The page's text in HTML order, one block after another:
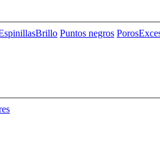
Brillo Puntos negros Poros